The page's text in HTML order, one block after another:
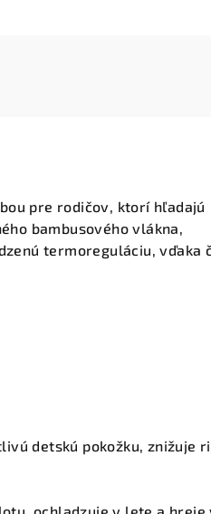
pre rodičov, ktorí hľadajú
bambusového vlákna,
termoreguláciu, vďaka
detskú pokožku, znižuje